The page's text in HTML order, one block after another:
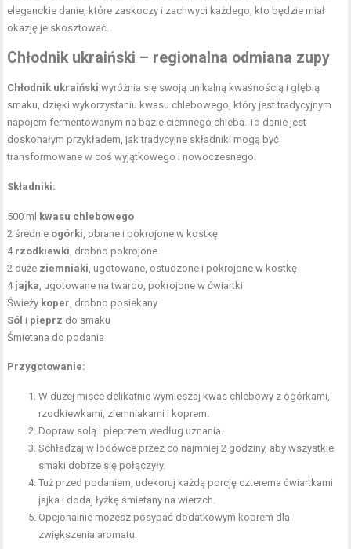
eleganckie danie, które zaskoczy i zachwyci każdego, kto będzie miał
okazję je skosztować.
Chłodnik ukraiński – regionalna odmiana zupy
Chłodnik ukraiński wyróżnia się swoją unikalną kwaśnością i głębią
smaku, dzięki wykorzystaniu kwasu chlebowego, który jest tradycyjnym
napojem fermentowanym na bazie ciemnego chleba. To danie jest
doskonałym przykładem, jak tradycyjne składniki mogą być
transformowane w coś wyjątkowego i nowoczesnego.
Składniki:
500 ml
kwasu chlebowego
2 średnie ogórki , obrane i pokrojone w kostkę
4 rzodkiewki , drobno pokrojone
2 duże ziemniaki , ugotowane, ostudzone i pokrojone w kostkę
4 jajka , ugotowane na twardo, pokrojone w ćwiartki
Świeży koper , drobno posiekany
Sól i pieprz do smaku
Śmietana do podania
Przygotowanie:
W dużej misce delikatnie wymieszaj kwas chlebowy z ogórkami,
rzodkiewkami, ziemniakami i koprem.
Dopraw solą i pieprzem według uznania.
Schładzaj w lodówce przez co najmniej 2 godziny, aby wszystkie
smaki dobrze się połączyły.
Tuż przed podaniem, udekoruj każdą porcję czterema ćwiartkami
jajka i dodaj łyżkę śmietany na wierzch.
Opcjonalnie możesz posypać dodatkowym koprem dla
zwiększenia aromatu.